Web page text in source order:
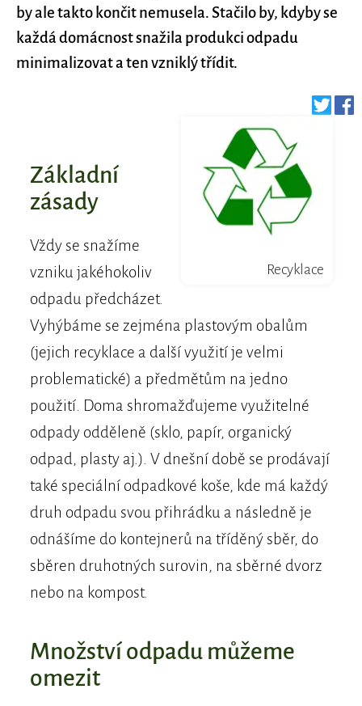
by ale takto končit nemusela. Stačilo by, kdyby se
každá domácnost snažila produkci odpadu
minimalizovat a ten vzniklý třídit.
Recyklace
Základní
zásady
Vždy se snažíme
vzniku jakéhokoliv
odpadu předcházet.
Vyhýbáme se zejména plastovým obalům
(jejich recyklace a další využití je velmi
problematické) a předmětům na jedno
použití. Doma shromažďujeme využitelné
odpady odděleně (sklo, papír, organický
odpad, plasty aj.). V dnešní době se prodávají
také speciální odpadkové koše, kde má každý
druh odpadu svou přihrádku a následně je
odnášíme do kontejnerů na tříděný sběr, do
sběren druhotných surovin, na sběrné dvorz
nebo na kompost.
Množství odpadu můžeme
omezit